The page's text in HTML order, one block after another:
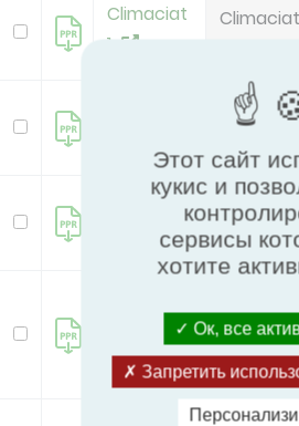
Climaciat
1
Climaciat
Climaciat
Climaciat
Climaciat
new
Climaciat
Airtech
Этот сайт
кукис и
сервисы
хотите
Ок, все
Запретить